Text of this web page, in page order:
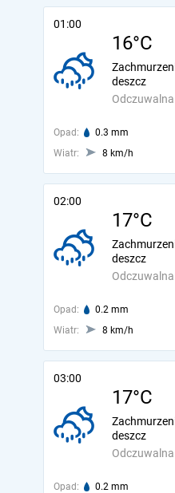
01:00
16°C
Odczuwalna
deszcz
Opad: 0.3 mm
Wiatr:
8 km/h
02:00
17°C
Odczuwalna
deszcz
Opad: 0.2 mm
Wiatr:
8 km/h
03:00
17°C
Odczuwalna
deszcz
Opad: 0.2 mm